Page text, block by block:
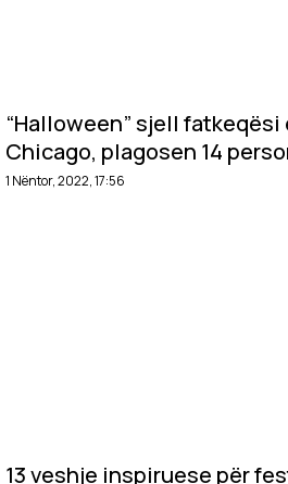
“Halloween” sjell fatkeqësi
Chicago, plagosen 14
përfshirë tre fëmijë
1 Nëntor, 2022, 17:56
13 veshje inspiruese për